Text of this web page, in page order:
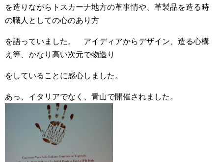
を造りながらトスカーナ地方の革事情や、革製品を造る時
の職人としての心のあり方
を語っていました。 アイディアからデザイン、造る心構
え等、かなり高い次元で物造り
をしていることに感心しました。
あっ、イタリアでなく、青山で開催されました。